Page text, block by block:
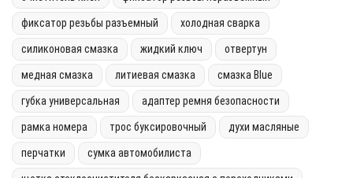
фиксатор резьбы разъемный холодная сварка
силиконовая смазка жидкий ключ отвертун
медная смазка литиевая смазка смазка Blue
губка универсальная адаптер ремня безопасности
рамка номера трос буксировочный духи масляные
перчатки сумка автомобилиста